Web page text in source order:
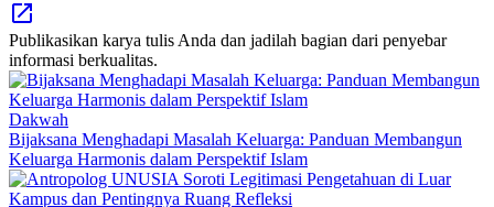
Publikasikan karya tulis Anda dan jadilah bagian dari penyebar
informasi berkualitas.
Dakwah
Bijaksana Menghadapi Masalah Keluarga: Panduan Membangun
Keluarga Harmonis dalam Perspektif Islam